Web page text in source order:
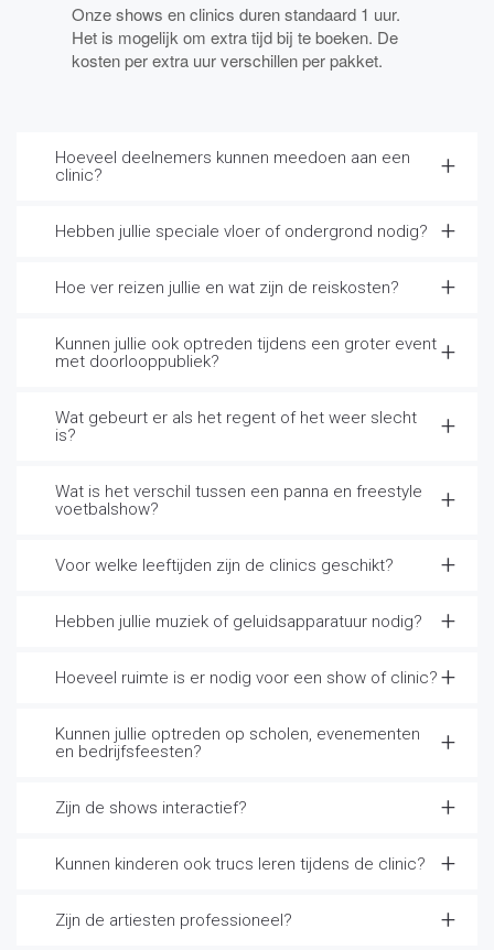
Onze shows en clinics duren standaard 1 uur.
Het is mogelijk om extra tijd bij te boeken. De
kosten per extra uur verschillen per pakket.
Hoeveel deelnemers kunnen meedoen aan een
clinic?
Hebben jullie speciale vloer of ondergrond nodig?
Hoe ver reizen jullie en wat zijn de reiskosten?
Kunnen jullie ook optreden tijdens een groter event
met doorlooppubliek?
Wat gebeurt er als het regent of het weer slecht
is?
Wat is het verschil tussen een panna en freestyle
voetbalshow?
Voor welke leeftijden zijn de clinics geschikt?
Hebben jullie muziek of geluidsapparatuur nodig?
Hoeveel ruimte is er nodig voor een show of clinic?
Kunnen jullie optreden op scholen, evenementen
en bedrijfsfeesten?
Zijn de shows interactief?
Kunnen kinderen ook trucs leren tijdens de clinic?
Zijn de artiesten professioneel?